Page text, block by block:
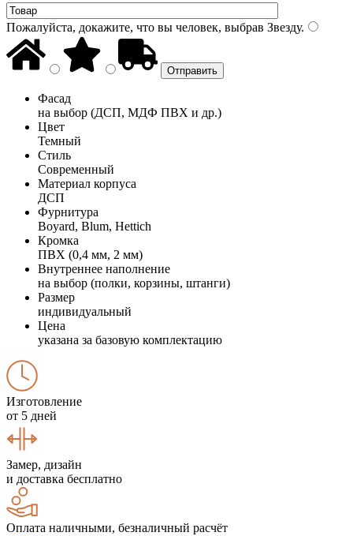
Пожалуйста, докажите, что вы человек, выбрав Звезду.
Фасад
на выбор (ДСП, МДФ ПВХ и др.)
Цвет
Темный
Стиль
Современный
Материал корпуса
ДСП
Фурнитура
Boyard, Blum, Hettich
Кромка
ПВХ (0,4 мм, 2 мм)
Внутреннее наполнение
на выбор (полки, корзины, штанги)
Размер
индивидуальный
Цена
указана за базовую комплектацию
Изготовление
от 5 дней
Замер, дизайн
и доставка бесплатно
Оплата наличными, безналичный расчёт